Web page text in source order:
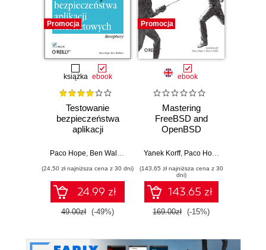
Promocja
książka ebook
Testowanie
bezpieczeństwa
aplikacji
Receptury
Paco Hope, Ben Walther
(24,50 zł najniższa cena z 30 dni)
24.99 zł
49.00zł (-49%)
Promocja
ebook
Mastering
FreeBSD and
OpenBSD
Securing, and
Systems
Yanek Korff, Paco Hope
(143,65 zł najniższa cena z 30
dni)
143.65 zł
169.00zł (-15%)